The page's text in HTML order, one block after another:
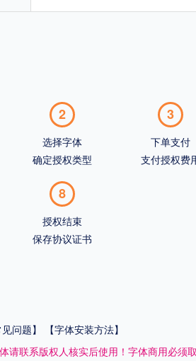
2
选择字体
确定授权类型
3
下单支付
支付授权费
8
授权结束
保存协议证书
问题】
【字体安装方法】
请联系版权人核实后使用！字体商用必须